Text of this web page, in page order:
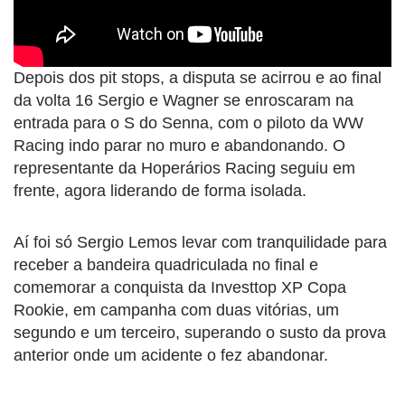
Depois dos pit stops, a disputa se acirrou e ao final
da volta 16 Sergio e Wagner se enroscaram na
entrada para o S do Senna, com o piloto da WW
Racing indo parar no muro e abandonando. O
representante da Hoperários Racing seguiu em
frente, agora liderando de forma isolada.
Aí foi só Sergio Lemos levar com tranquilidade para
receber a bandeira quadriculada no final e
comemorar a conquista da Investtop XP Copa
Rookie, em campanha com duas vitórias, um
segundo e um terceiro, superando o susto da prova
anterior onde um acidente o fez abandonar.